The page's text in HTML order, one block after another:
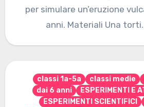
per simulare un’eruzione
anni. Materiali Una
classi 1a-5a classi medie
dai 6 anni
ESPERIMENTI E
ESPERIMENTI SCIENTIFICI